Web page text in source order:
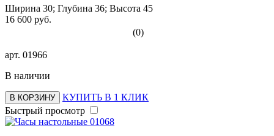
Ширина 30; Глубина 36; Высота 45
16 600 руб.
(0)
арт. 01966
В наличии
В КОРЗИНУ
КУПИТЬ В 1 КЛИК
Быстрый просмотр